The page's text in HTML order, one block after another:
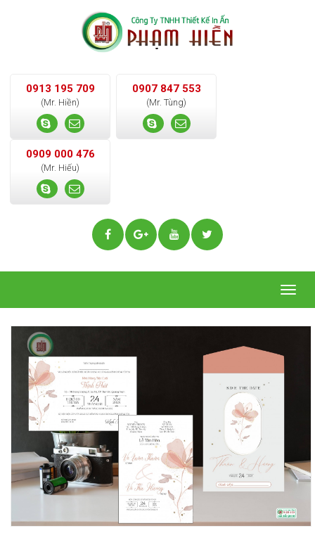
0913 195 709
(Mr. Hiền)
0907 847 553
(Mr. Tùng)
0909 000 476
(Mr. Hiếu)